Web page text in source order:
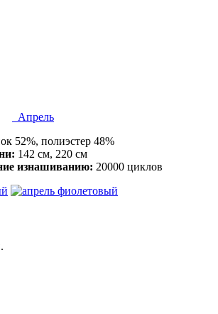
Апрель
52%, полиэстер 48%
142 см, 220 см
изнашиванию: 20000 циклов